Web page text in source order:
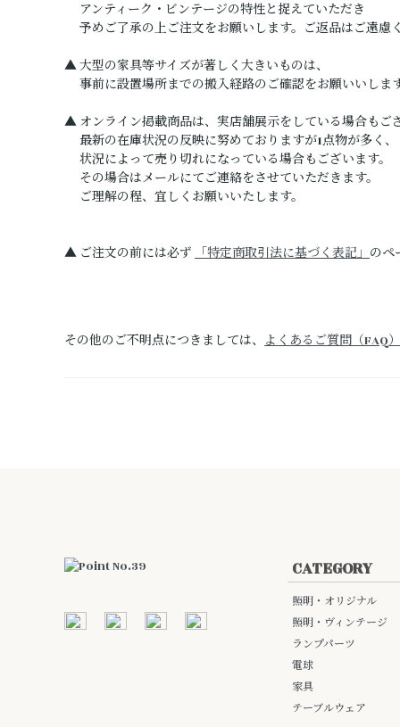
アンティーク・ビンテージの特性と捉えていただき
予めご了承の上ご注文をお願いします。ご返品はご遠慮く
▲ 大型の家具等サイズが著しく大きいものは、
事前に設置場所までの搬入経路のご確認をお願いいします
▲ オンライン掲載商品は、実店舗展示をしている場合もござ
最新の在庫状況の反映に努めておりますが1点物が多く、
状況によって売り切れになっている場合もございます。
その場合はメールにてご連絡をさせていただきます。
ご理解の程、宜しくお願いいたします。
▲ ご注文の前には必ず 「特定商取引法に基づく表記」のペ
その他のご不明点につきましては、 よくあるご質問（FAQ）
CATEGORY
照明・オリジナル
照明・ヴィンテージ
ランプパーツ
電球
家具
テーブルウェア